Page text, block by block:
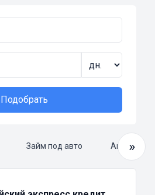
Подобрать
Займ под авто »